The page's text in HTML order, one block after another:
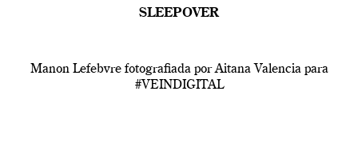
SLEEPOVER
Manon Lefebvre fotografiada por Aitana Valencia para
#VEINDIGITAL